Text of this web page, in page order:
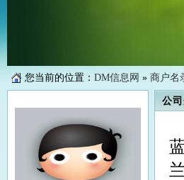
您当前的位置： DM信息网 » 商户名
公